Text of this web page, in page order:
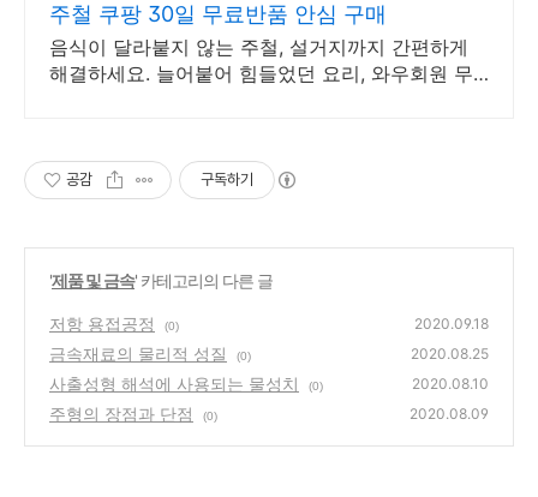
주철 쿠팡 30일 무료반품 안심 구매
음식이 달라붙지 않는 주철, 설거지까지 간편하게
해결하세요. 늘어붙어 힘들었던 요리, 와우회원 무
공감 구독하기
'제품 및 금속' 카테고리의 다른 글
저항 용접공정 (0) 2020.09.18
금속재료의 물리적 성질 (0) 2020.08.25
사출성형 해석에 사용되는 물성치 (0) 2020.08.10
주형의 장점과 단점 (0) 2020.08.09